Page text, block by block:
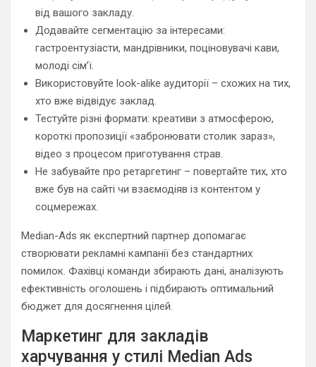
від вашого закладу.
Додавайте сегментацію за інтересами:
гастроентузіасти, мандрівники, поціновувачі кави,
молоді сім’ї.
Використовуйте look-alike аудиторії – схожих на тих,
хто вже відвідує заклад.
Тестуйте різні формати: креативи з атмосферою,
короткі пропозиції «забронювати столик зараз»,
відео з процесом приготування страв.
Не забувайте про ретаргетинг – повертайте тих, хто
вже був на сайті чи взаємодіяв із контентом у
соцмережах.
Median-Ads як експертний партнер допомагає
створювати рекламні кампанії без стандартних
помилок. Фахівці команди збирають дані, аналізують
ефективність оголошень і підбирають оптимальний
бюджет для досягнення цілей.
Маркетинг для закладів
харчування у стилі Median Ads